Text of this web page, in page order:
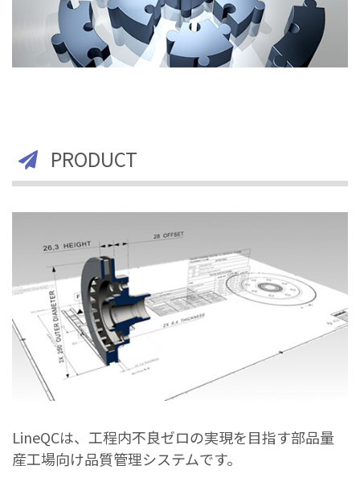
PRODUCT
LineQCは、工程内不良ゼロの実現を目指す部品量
産工場向け品質管理システムです。